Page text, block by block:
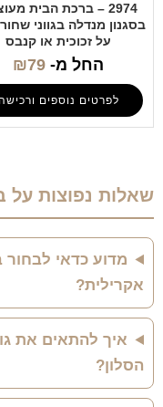
2974 – ברכת הבית
בסגנון מנדלה בגווני
על זכוכית או קנבס
החל מ- ₪79
לפרטים נוספים
שאלות נפוצות על
מדוע כדאי
אקרילית?
איך להתאים את
הסלון?